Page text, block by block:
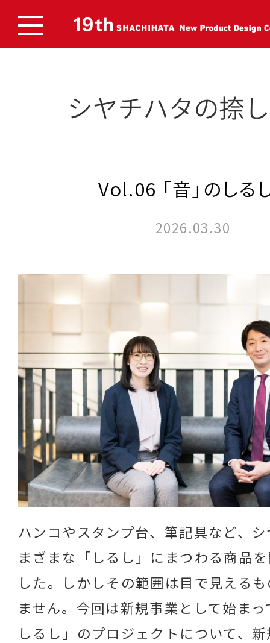
Vol.06 「音」のしる
2026.03.30
ハンコやスタンプ台、筆記具など、
まざまな「しるし」にまつわる商品
した。しかしその範囲は目で見える
ません。今回は新規事業として始ま
しるし」のプロジェクトについて、